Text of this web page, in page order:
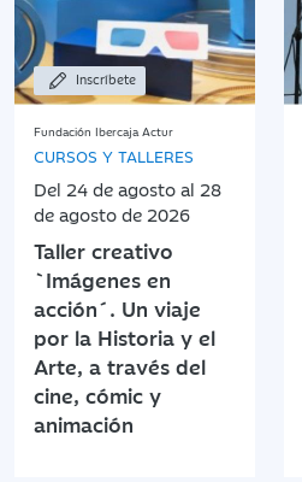
Inscríbete
Fundación Ibercaja Actur
CURSOS Y TALLERES
Del 24 de agosto al 28
de agosto de 2026
Taller creativo
`Imágenes en
acción´. Un viaje
por la Historia y el
Arte, a través del
cine, cómic y
animación